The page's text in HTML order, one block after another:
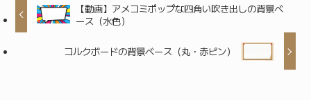
【動画】アメコミポップな四角い吹き出しの背景ベ
ース（水色）
コルクボードの背景ベース（丸・赤ピン）